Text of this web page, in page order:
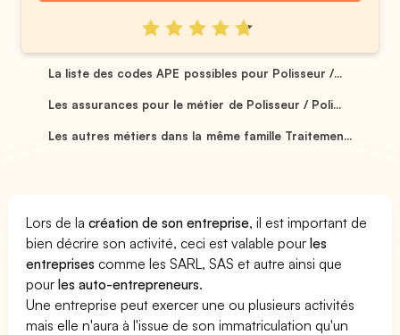
La liste des codes APE possibles pour Polisseur /...
Les assurances pour le métier de Polisseur / Poli...
Les autres métiers dans la même famille Traitemen...
Lors de lacréation de son entreprise, il est important de
bien décrire son activité, ceci est valable pourles
entreprises comme les SARL, SAS et autre ainsi que
pourles auto-entrepreneurs.
Une entreprise peut exercer une ou plusieurs activités
mais elle n'aura à l'issue de son immatriculation qu'un